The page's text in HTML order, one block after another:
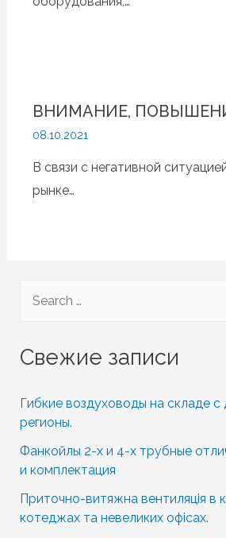
ВНИМАНИЕ,
08.10.2021
В связи с негативной
рынке…
r
h
f
o
r
:
Свежие записи
Гибкие воздуховоды на складе с
регионы.
Фанкойлы 2-х и 4-х трубные
и комплектация
Приточно-витяжна вентиляція в
котеджах та невеликих офісах.